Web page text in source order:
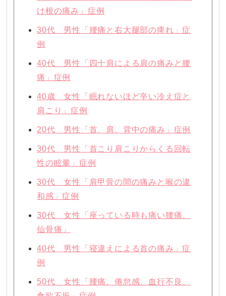
け根の痛み」症例
30代 男性「腰痛と右大腿部の痺れ」症
例
40代 男性「四十肩による肩の痛みと腰
痛」症例
40歳 女性「眠れないほど辛い冷え症と
肩こり」症例
20代 男性「首、肩、背中の痛み」症例
30代 男性「首こり肩こりからくる回転
性の眩暈」症例
30代 女性「肩甲骨の間の痛みと喉の違
和感」症例
30代 女性「座っている時も痛い腰痛、
仙骨痛」
40代 男性「寝違えによる首の痛み」症
例
50代 女性「腰痛、倦怠感、血行不良、